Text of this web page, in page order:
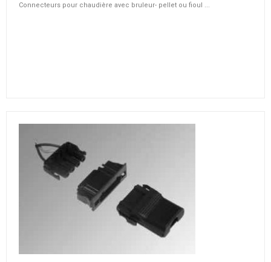
Connecteurs pour chaudière avec bruleur- pellet ou fioul ...